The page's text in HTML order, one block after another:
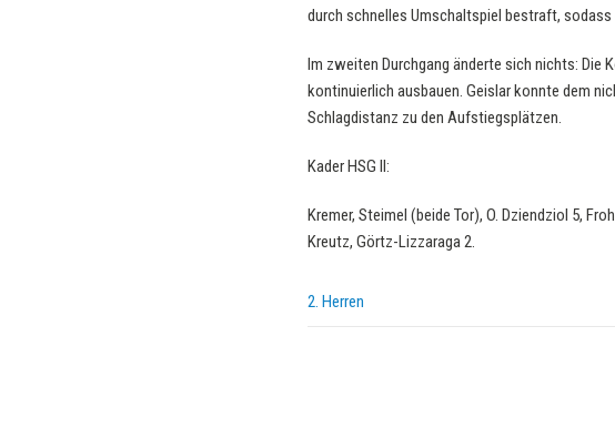
durch schnelles Umschaltspiel bestraft, sodass
Im zweiten Durchgang änderte sich nichts: Die
kontinuierlich ausbauen. Geislar konnte dem
Schlagdistanz zu den Aufstiegsplätzen.
Kader HSG II:
Kremer, Steimel (beide Tor), O. Dziendziol 5,
Kreutz, Görtz-Lizzaraga 2.
2. Herren